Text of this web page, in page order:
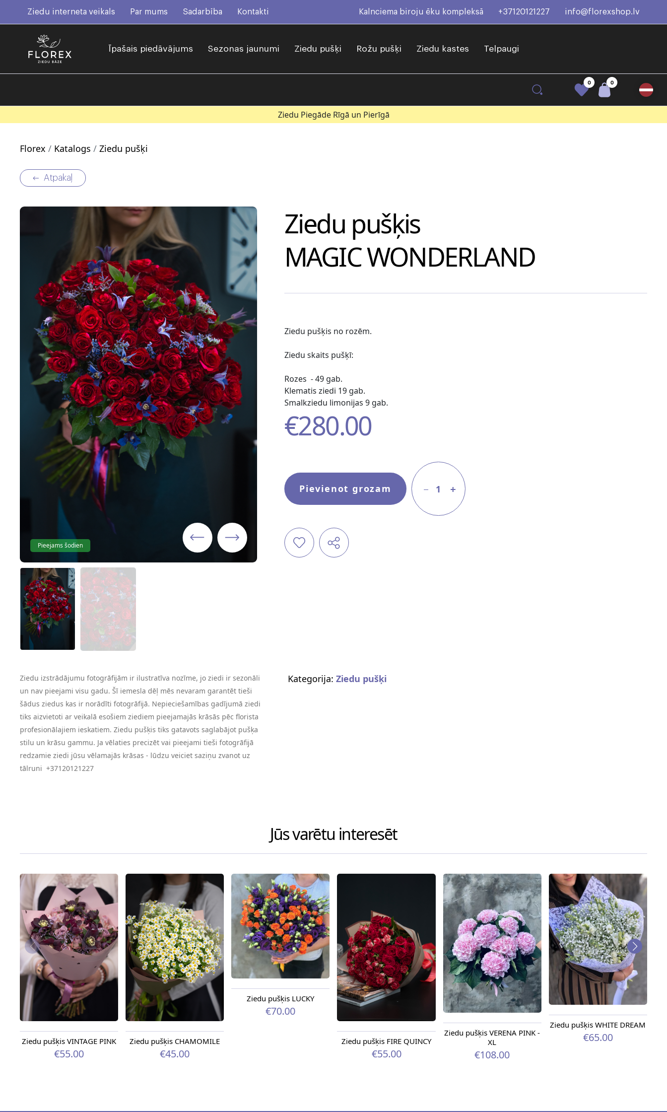
Ziedu interneta veikals Par mums Sadarbība Kontakti Kalnciema biroju ēku kompleksā +37120121227 info@florexshop.lv
Īpašais piedāvājums Sezonas jaunumi Ziedu pušķi Rožu pušķi Ziedu kastes Telpaugi
0 0
Ziedu Piegāde Rīgā un Pierīgā
Florex Katalogs Ziedu pušķi
Atpakaļ
Pieejams šodien
Ziedu pušķis
MAGIC WONDERLAND
Ziedu pušķis no rozēm.
Ziedu skaits pušķī:
Rozes - 49 gab.
Klematis ziedi 19 gab.
Smalkziedu limonijas 9 gab.
€280.00
Pievienot grozam 1
Ziedu izstrādājumu fotogrāfijām ir ilustratīva nozīme, jo ziedi ir sezonāli
un nav pieejami visu gadu. Šī iemesla dēļ mēs nevaram garantēt tieši
šādus ziedus kas ir norādīti fotogrāfijā. Nepieciešamības gadījumā ziedi
tiks aizvietoti ar veikalā esošiem ziediem pieejamajās krāsās pēc florista
profesionālajiem ieskatiem. Ziedu pušķis tiks gatavots saglabājot pušķa
stilu un krāsu gammu. Ja vēlaties precizēt vai pieejami tieši fotogrāfijā
redzamie ziedi jūsu vēlamajās krāsas - lūdzu veiciet saziņu zvanot uz
tālruni +37120121227
Kategorija: Ziedu pušķi
Jūs varētu interesēt
Ziedu pušķis VINTAGE PINK
€55.00
Ziedu pušķis CHAMOMILE
€45.00
Ziedu pušķis LUCKY
€70.00
Ziedu pušķis FIRE QUINCY
€55.00
Ziedu pušķis VERENA PINK -
XL
€108.00
Ziedu pušķis WHITE DREAM
€65.00